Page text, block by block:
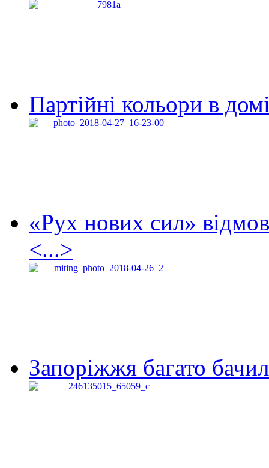
Партійні кольори в
«Рух нових сил»
<...>
Запоріжжя багато